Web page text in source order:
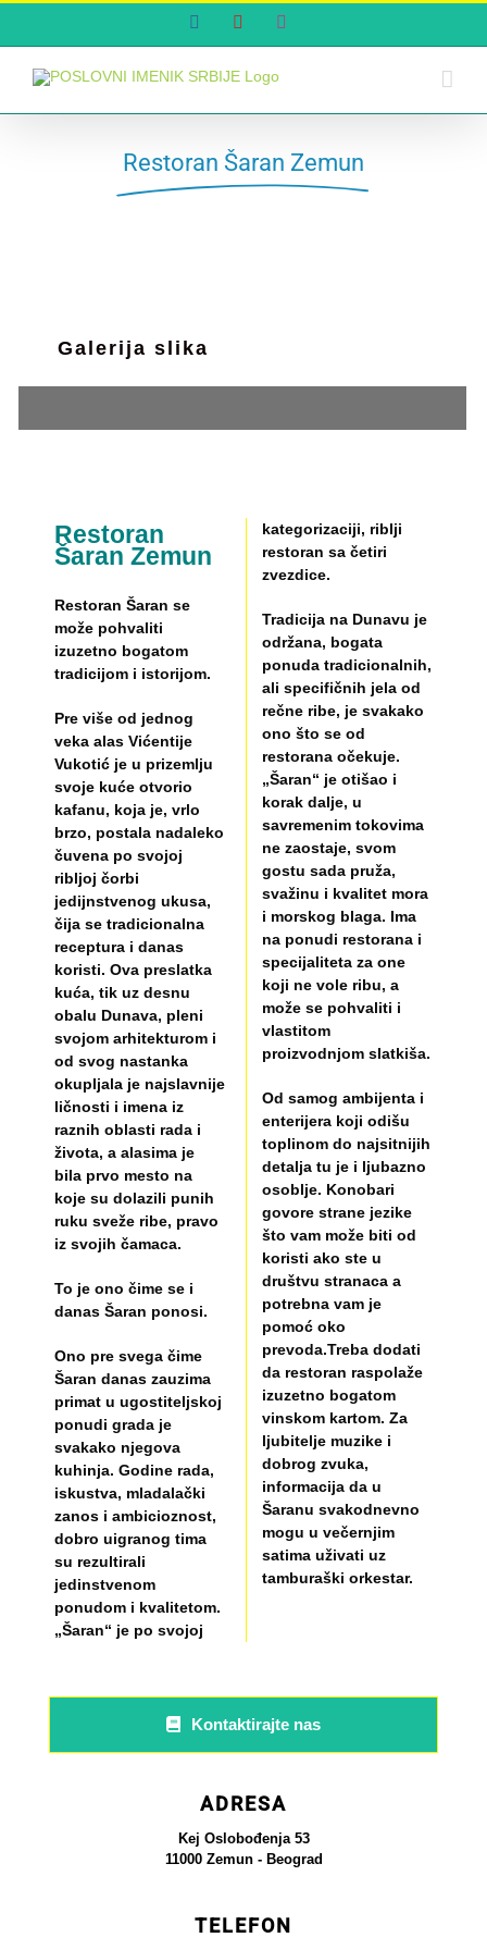
FacebookYouTube
Restoran Šaran Zemun
Galerija slika
Restoran
Šaran Zemun
Restoran Šaran se
može pohvaliti
izuzetno bogatom
tradicijom i istorijom.
Pre više od jednog
veka alas Vićentije
Vukotić je u prizemlju
svoje kuće otvorio
kafanu, koja je, vrlo
brzo, postala nadaleko
čuvena po svojoj
ribljoj čorbi
jedijnstvenog ukusa,
čija se tradicionalna
receptura i danas
koristi. Ova preslatka
kuća, tik uz desnu
obalu Dunava, pleni
svojom arhitekturom i
od svog nastanka
okupljala je najslavnije
ličnosti i imena iz
raznih oblasti rada i
života, a alasima je
bila prvo mesto na
koje su dolazili punih
ruku sveže ribe, pravo
iz svojih čamaca.
To je ono čime se i
danas Šaran ponosi.
Ono pre svega čime
Šaran danas zauzima
primat u ugostiteljskoj
ponudi grada je
svakako njegova
kuhinja. Godine rada,
iskustva, mladalački
zanos i ambicioznost,
dobro uigranog tima
su rezultirali
jedinstvenom
ponudom i kvalitetom.
„Šaran“ je po svojoj
kategorizaciji, riblji
restoran sa četiri
zvezdice.
Tradicija na Dunavu je
održana, bogata
ponuda tradicionalnih,
ali specifičnih jela od
rečne ribe, je svakako
ono što se od
restorana očekuje.
„Šaran“ je otišao i
korak dalje, u
savremenim tokovima
ne zaostaje, svom
gostu sada pruža,
svažinu i kvalitet mora
i morskog blaga. Ima
na ponudi restorana i
specijaliteta za one
koji ne vole ribu, a
može se pohvaliti i
vlastitom
proizvodnjom slatkiša.
Od samog ambijenta i
enterijera koji odišu
toplinom do najsitnijih
detalja tu je i ljubazno
osoblje. Konobari
govore strane jezike
što vam može biti od
koristi ako ste u
društvu stranaca a
potrebna vam je
pomoć oko
prevoda.Treba dodati
da restoran raspolaže
izuzetno bogatom
vinskom kartom. Za
ljubitelje muzike i
dobrog zvuka,
informacija da u
Šaranu svakodnevno
mogu u večernjim
satima uživati uz
tamburaški orkestar.
Kontaktirajte nas
ADRESA
Kej Oslobođenja 53
11000 Zemun - Beograd
TELEFON